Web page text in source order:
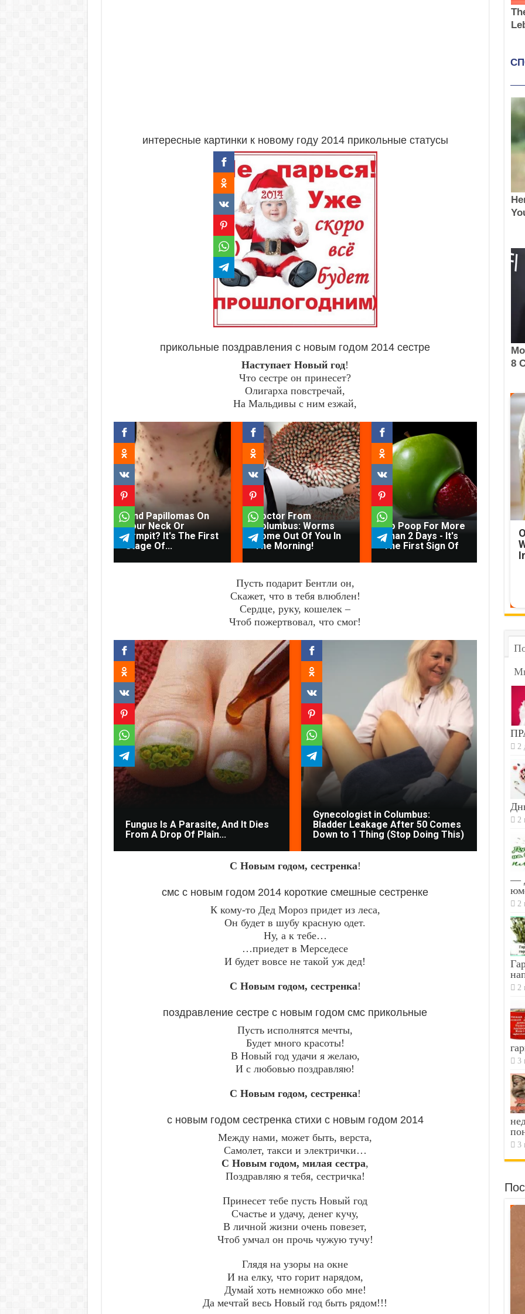
интересные картинки к новому году 2014 прикольные статусы
прикольные поздравления с новым годом 2014 сестре
Наступает Новый год!
Что сестре он принесет?
Олигарха повстречай,
На Мальдивы с ним езжай,
Find Papillomas On
Your Neck Or
Armpit? It's The First
Stage Of...
Doctor From
Columbus: Worms
Come Out Of You In
The Morning!
No Poop For More
Than 2 Days - It's
The First Sign Of
Пусть подарит Бентли он,
Скажет, что в тебя влюблен!
Сердце, руку, кошелек –
Чтоб пожертвовал, что смог!
Fungus Is A Parasite, And It Dies
From A Drop Of Plain...
Gynecologist in Columbus:
Bladder Leakage After 50 Comes
Down to 1 Thing (Stop Doing This)
This
С Новым годом, сестренка!
смс с новым годом 2014 короткие смешные сестренке
К кому-то Дед Мороз придет из леса,
Он будет в шубу красную одет.
Ну, а к тебе…
…приедет в Мерседесе
И будет вовсе не такой уж дед!
С Новым годом, сестренка!
поздравление сестре с новым годом смс прикольные
Пусть исполнятся мечты,
Будет много красоты!
В Новый год удачи я желаю,
И с любовью поздравляю!
С Новым годом, сестренка!
с новым годом сестренка стихи с новым годом 2014
Между нами, может быть, верста,
Самолет, такси и электрички…
С Новым годом, милая сестра,
Поздравляю я тебя, сестричка!
Принесет тебе пусть Новый год
Счастье и удачу, денег кучу,
В личной жизни очень повезет,
Чтоб умчал он прочь чужую тучу!
Глядя на узоры на окне
И на елку, что горит нарядом,
Думай хоть немножко обо мне!
Да мечтай весь Новый год быть рядом!!!
2
2
—
2
2
3
3